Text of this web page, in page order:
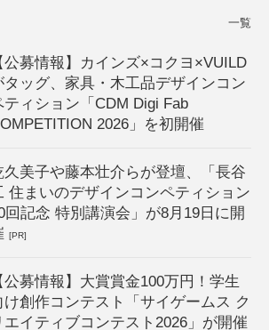
一覧
公募情報】カインズ×コクヨ×VUILD
タッグ、家具・木工品デザインコン
ティション「CDM Digi Fab
2026」を初開催
久美子や藤本壮介らが登壇、「長谷
住まいのデザインコンペティション
回記念 特別講演会」が8月19日に開
[PR]
公募情報】大賞賞金100万円！学生
け創作コンテスト「サイゲームス ク
エイティブコンテスト2026」が開催